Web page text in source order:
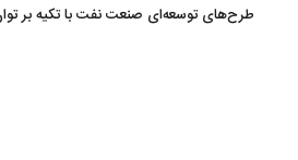
طرح‌های توسعه‌ای صنعت نفت با تکیه بر